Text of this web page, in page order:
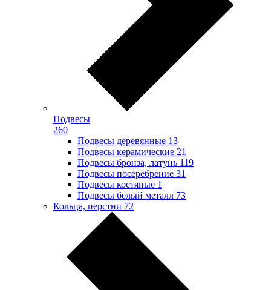
Подвесы
260
Подвесы деревянные 13
Подвесы керамические 21
Подвесы бронза, латунь 119
Подвесы посеребрение 31
Подвесы костяные 1
Подвесы белый металл 73
Кольца, перстни 72